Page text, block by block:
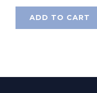
ADD TO CART